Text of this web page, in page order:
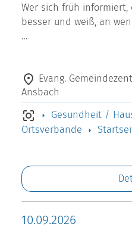
Wer sich früh informiert,
besser und weiß, an
…
Evang.
Ansbach
Gesundheit /
Ortsverbände
10.09.2026